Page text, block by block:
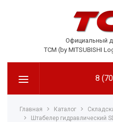
Официальный
TCM (by MITSUBISHI
8
Главная Каталог
Штабелер гидравлический